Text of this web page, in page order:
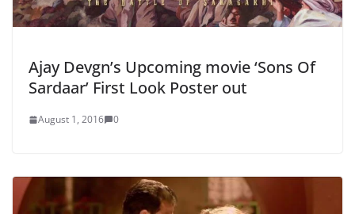
Ajay Devgn’s Upcoming movie ‘Sons Of
Sardaar’ First Look Poster out
August 1, 2016 0